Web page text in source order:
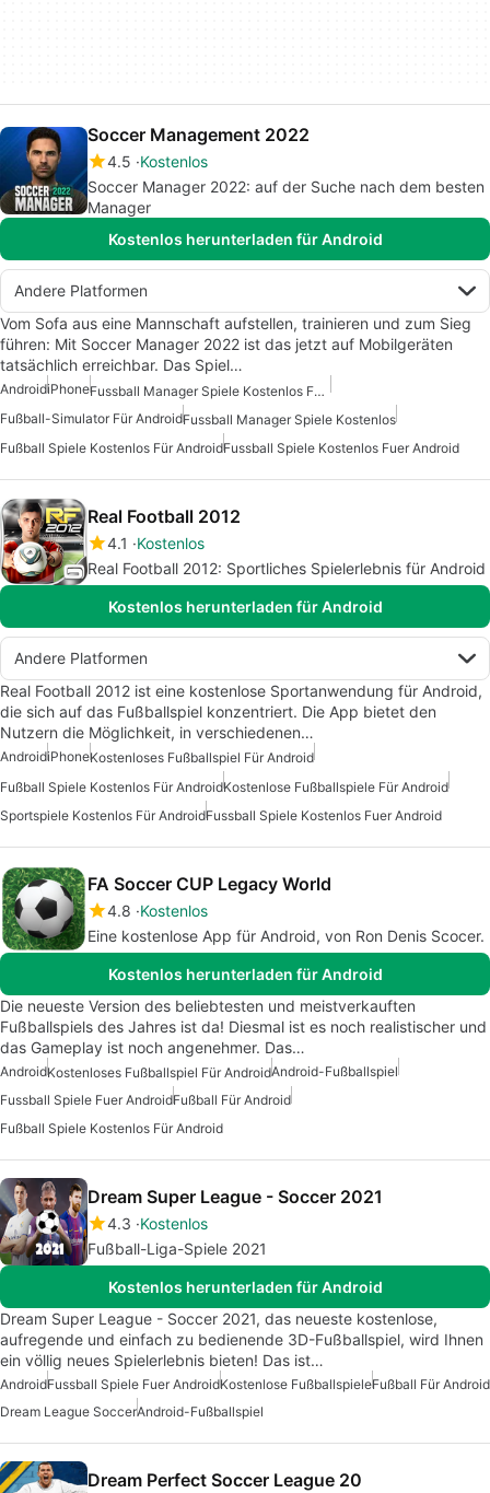
Soccer Management 2022
4.5 Kostenlos
Soccer Manager 2022: auf der Suche nach dem besten
Manager
Kostenlos herunterladen für Android
Andere Platformen
Vom Sofa aus eine Mannschaft aufstellen, trainieren und zum Sieg
führen: Mit Soccer Manager 2022 ist das jetzt auf Mobilgeräten
tatsächlich erreichbar. Das Spiel…
AndroidiPhone
Fussball Manager Spiele Kostenlos Fuer Android
Fußball-Simulator Für AndroidFussball Manager Spiele Kostenlos
Fußball Spiele Kostenlos Für AndroidFussball Spiele Kostenlos Fuer Android
Real Football 2012
4.1
Kostenlos
Real Football 2012: Sportliches Spielerlebnis für Android
Kostenlos herunterladen für Android
Andere Platformen
Real Football 2012 ist eine kostenlose Sportanwendung für Android,
die sich auf das Fußballspiel konzentriert. Die App bietet den
Nutzern die Möglichkeit, in verschiedenen…
AndroidiPhoneKostenloses Fußballspiel Für Android
Fußball Spiele Kostenlos Für AndroidKostenlose Fußballspiele Für Android
Sportspiele Kostenlos Für AndroidFussball Spiele Kostenlos Fuer Android
FA Soccer CUP Legacy World
4.8 Kostenlos
Eine kostenlose App für Android, von Ron Denis Scocer.
Kostenlos herunterladen für Android
Die neueste Version des beliebtesten und meistverkauften
Fußballspiels des Jahres ist da! Diesmal ist es noch realistischer und
das Gameplay ist noch angenehmer. Das…
AndroidKostenloses Fußballspiel Für AndroidAndroid-Fußballspiel
Fussball Spiele Fuer AndroidFußball Für Android
Fußball Spiele Kostenlos Für Android
Dream Super League - Soccer 2021
4.3 Kostenlos
Fußball-Liga-Spiele 2021
Kostenlos herunterladen für Android
Dream Super League - Soccer 2021, das neueste kostenlose,
aufregende und einfach zu bedienende 3D-Fußballspiel, wird Ihnen
ein völlig neues Spielerlebnis bieten! Das ist…
AndroidFussball Spiele Fuer AndroidKostenlose FußballspieleFußball Für Android
Dream League SoccerAndroid-Fußballspiel
Dream Perfect Soccer League 20